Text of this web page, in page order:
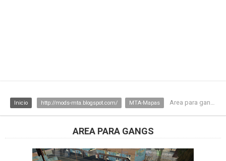
Inicio http://mods-mta.blogspot.com/ MTA-Mapas Area para gangs
AREA PARA GANGS